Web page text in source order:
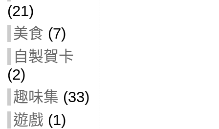
(21)
美食 (7)
自製賀卡
(2)
趣味集 (33)
遊戲 (1)